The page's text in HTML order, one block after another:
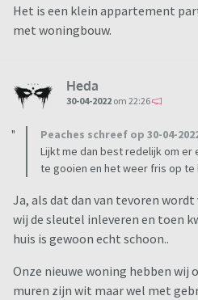
Het is een klein appartement
met woningbouw.
Heda
30-04-2022 om 22:26
Peaches schreef op 30-04-
Lijkt me dan best redelijk om er
te gooien en het weer fris op te
Ja, als dat dan van tevoren
wij de sleutel inleveren en toen
huis is gewoon echt schoon..
Onze nieuwe woning hebben wij
muren zijn wit maar wel met